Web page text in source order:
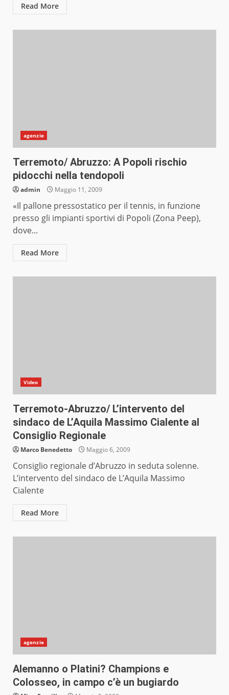
Read More
agenzie
Terremoto/ Abruzzo: A Popoli rischio
pidocchi nella tendopoli
admin Maggio 11, 2009
«Il pallone pressostatico per il tennis, in funzione
presso gli impianti sportivi di Popoli (Zona Peep),
dove...
Read More
Video
Terremoto-Abruzzo/ L’intervento del
sindaco de L’Aquila Massimo Cialente al
Consiglio Regionale
Marco Benedetto Maggio 6, 2009
Consiglio regionale d’Abruzzo in seduta solenne.
L’intervento del sindaco de L’Aquila Massimo
Cialente
Read More
agenzie
Alemanno o Platini? Champions e
Colosseo, in campo c’è un bugiardo